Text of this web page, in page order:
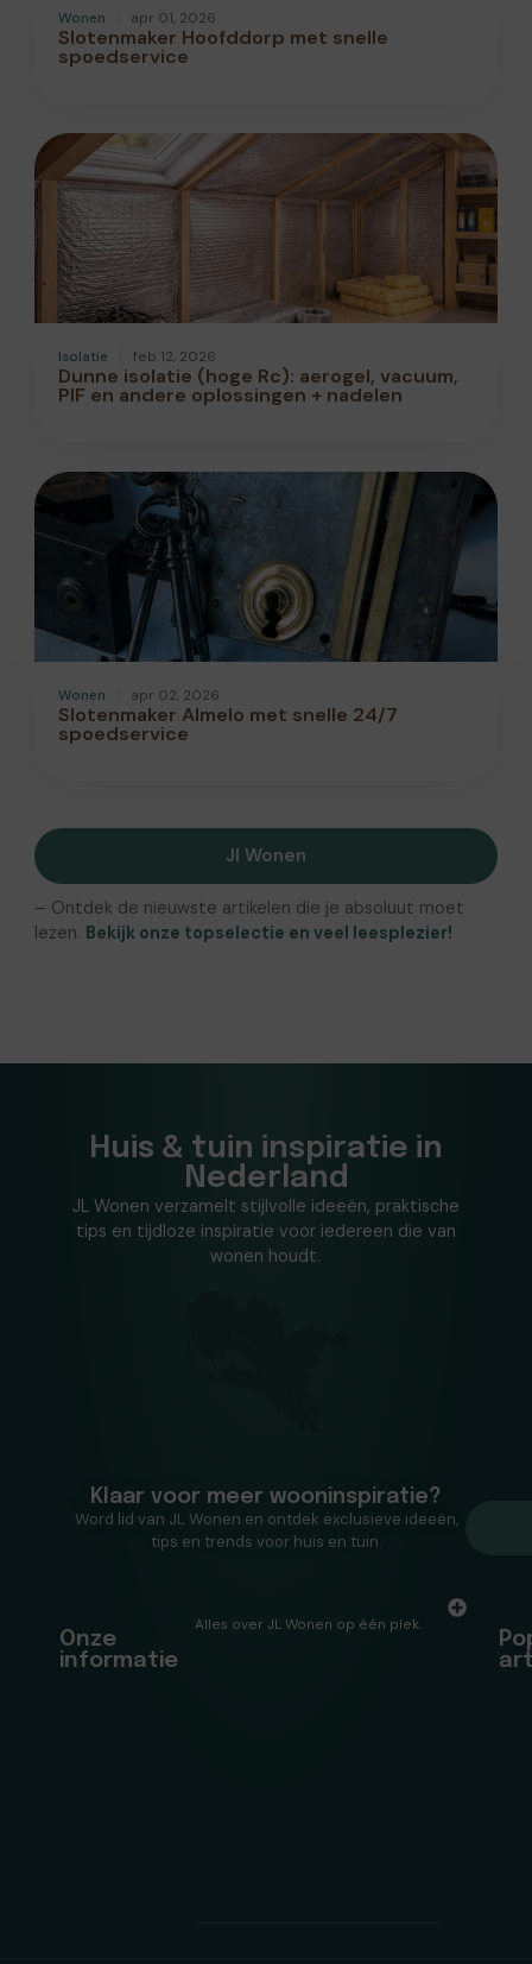
Wonen apr 01, 2026
Slotenmaker Hoofddorp met snelle
spoedservice
Isolatie feb 12, 2026
Dunne isolatie (hoge Rc): aerogel, vacuum,
PIF en andere oplossingen + nadelen
Wonen apr 02, 2026
Slotenmaker Almelo met snelle 24/7
spoedservice
Jl Wonen
– Ontdek de nieuwste artikelen die je absoluut moet
lezen. Bekijk onze topselectie en veel leesplezier!
Huis & tuin inspiratie in
Nederland
JL Wonen verzamelt stijlvolle ideeën, praktische
tips en tijdloze inspiratie voor iedereen die van
wonen houdt.
Klaar voor meer wooninspiratie?
Word lid van JL Wonen en ontdek exclusieve ideeën,
tips en trends voor huis en tuin.
Onze
informatie
Alles over JL Wonen op één plek.